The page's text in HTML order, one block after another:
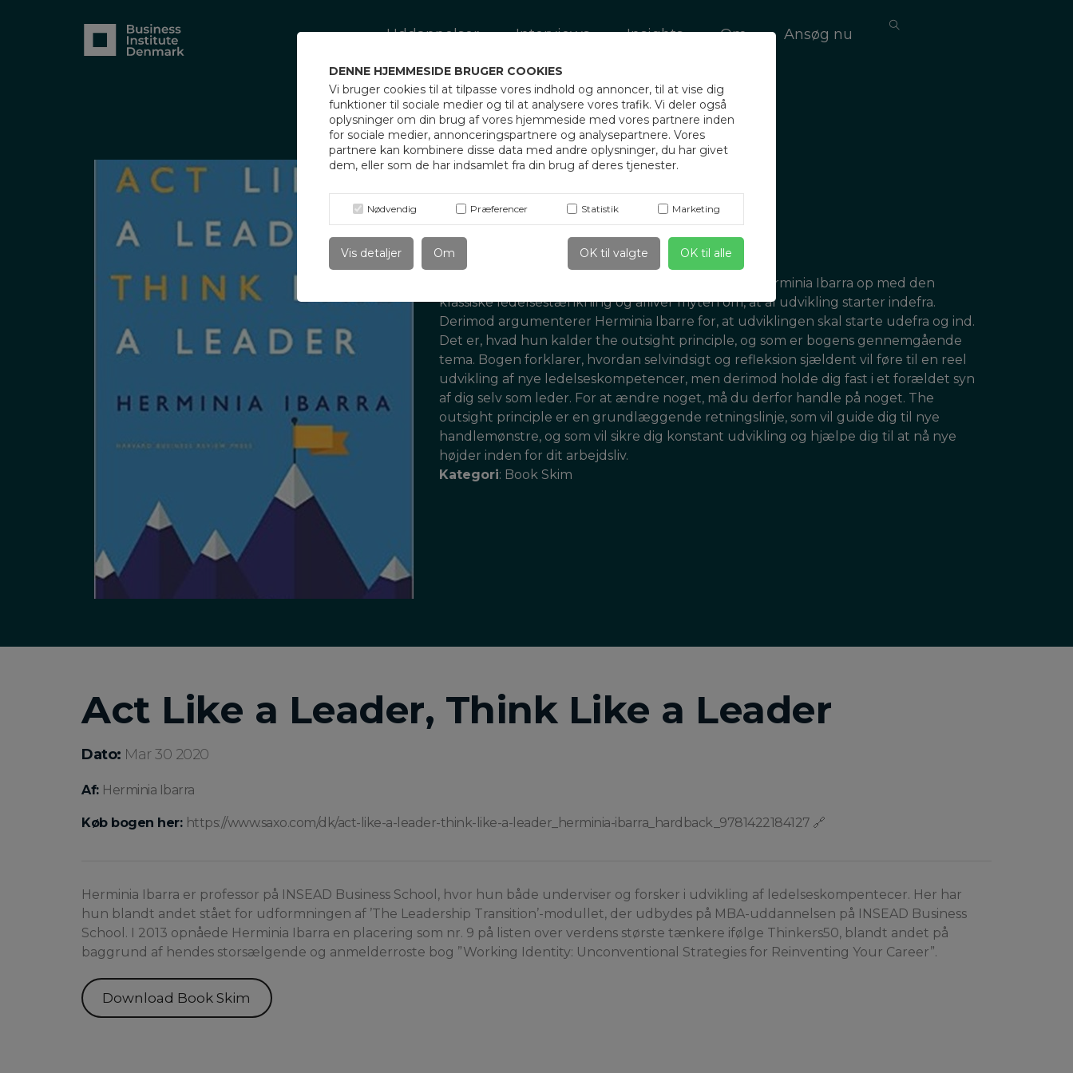
DENNE HJEMMESIDE BRUGER COOKIES
Vi bruger cookies til at tilpasse vores indhold og annoncer, til at vise dig
funktioner til sociale medier og til at analysere vores trafik. Vi deler også
oplysninger om din brug af vores hjemmeside med vores partnere inden
for sociale medier, annonceringspartnere og analysepartnere. Vores
partnere kan kombinere disse data med andre oplysninger, du har givet
dem, eller som de har indsamlet fra din brug af deres tjenester.
Nødvendig Præferencer Statistik Marketing
OK til valgte OK til alle
Vis detaljer Om
Uddannelser Interviews Insights Om Ansøg nu
I Act like a leader, think like a leader gør forfatter Herminia Ibarra op med den
klassiske ledelsestænkning og afliver myten om, at al udvikling starter indefra.
Derimod argumenterer Herminia Ibarre for, at udviklingen skal starte udefra og ind.
Det er, hvad hun kalder the outsight principle, og som er bogens gennemgående
tema. Bogen forklarer, hvordan selvindsigt og refleksion sjældent vil føre til en reel
udvikling af nye ledelseskompetencer, men derimod holde dig fast i et forældet syn
af dig selv som leder. For at ændre noget, må du derfor handle på noget. The
outsight principle er en grundlæggende retningslinje, som vil guide dig til nye
handlemønstre, og som vil sikre dig konstant udvikling og hjælpe dig til at nå nye
højder inden for dit arbejdsliv.
Kategori: Book Skim
Act Like a Leader, Think Like a Leader
Dato: Mar 30 2020
Af: Herminia Ibarra
Køb bogen her: https://www.saxo.com/dk/act-like-a-leader-think-like-a-leader_herminia-ibarra_hardback_9781422184127 🔗
Herminia Ibarra er professor på INSEAD Business School, hvor hun både underviser og forsker i udvikling af ledelseskompentecer. Her har
hun blandt andet stået for udformningen af ’The Leadership Transition’-modullet, der udbydes på MBA-uddannelsen på INSEAD Business
School. I 2013 opnåede Herminia Ibarra en placering som nr. 9 på listen over verdens største tænkere ifølge Thinkers50, blandt andet på
baggrund af hendes storsælgende og anmelderroste bog ”Working Identity: Unconventional Strategies for Reinventing Your Career”.
Download Book Skim